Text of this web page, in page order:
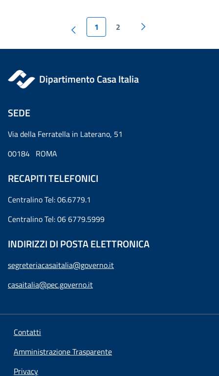
1 2
Dipartimento Casa Italia
SEDE
Via della Ferratella in Laterano, 51
00184 ROMA
RECAPITI TELEFONICI
Centralino Tel: 06.6779.1
Centralino Tel: 06 6779.5999
INDIRIZZI DI POSTA ELETTRONICA
segreteriacasaitalia@governo.it
casaitalia@pec.governo.it
Contatti
Amministrazione Trasparente
Privacy